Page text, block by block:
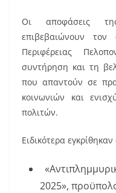
Οι αποφάσεις της
επιβεβαιώνουν τον
Περιφέρειας
συντήρηση και τη
που απαντούν σε
κοινωνιών και
πολιτών.
Ειδικότερα
2025»,